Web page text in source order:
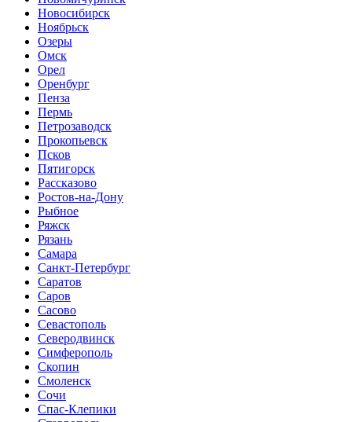
Новосибирск
Ноябрьск
Озеры
Омск
Орел
Оренбург
Пенза
Пермь
Петрозаводск
Прокопьевск
Псков
Пятигорск
Рассказово
Ростов-на-Дону
Рыбное
Ряжск
Рязань
Самара
Санкт-Петербург
Саратов
Саров
Сасово
Севастополь
Северодвинск
Симферополь
Скопин
Смоленск
Сочи
Спас-Клепики